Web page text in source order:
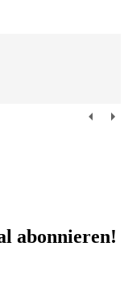
abonnieren!